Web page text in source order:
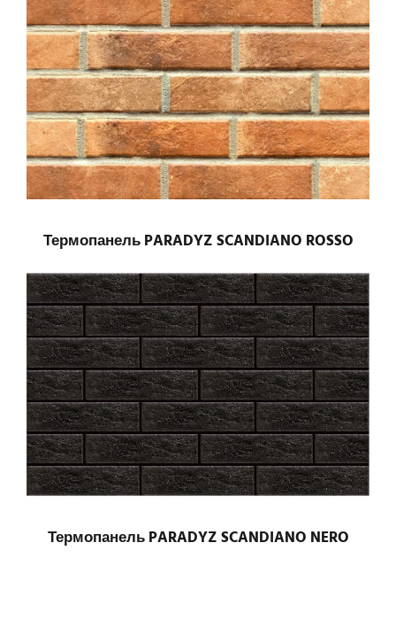
Термопанель PARADYZ SCANDIANO ROSSO
Термопанель PARADYZ SCANDIANO NERO